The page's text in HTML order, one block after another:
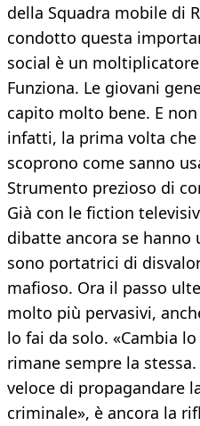
della Squadra mobile di
condotto questa
social è un
Funziona. Le giovani
capito molto bene. E
infatti, la prima volta che
scoprono come sanno
Strumento prezioso di
Già con le fiction
dibatte ancora se hanno
sono portatrici di
mafioso. Ora il passo
molto più pervasivi,
lo fai da solo. «Cambia
rimane sempre la
veloce di propagandare
criminale», è ancora la